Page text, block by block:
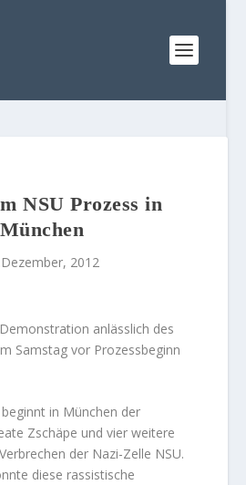
NSU Prozess in
München
2012
anlässlich des
Samstag vor Prozessbeginn
in München der
Zschäpe und vier weitere
der Nazi-Zelle NSU.
diese rassistische